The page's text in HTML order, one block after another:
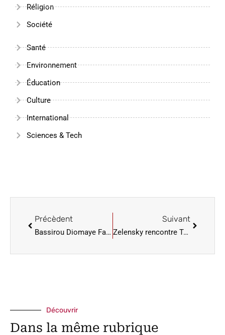
Réligion
Société
Santé
Environnement
Éducation
Culture
International
Sciences & Tech
Précèdent
Bassirou Diomaye Faye : ‘’La renégociation des contrats a donné des résultats plus que satisfaisants’’
Suivant
Zelensky rencontre Trump à Rome, Moscou revendique la reprise de toute la région de Koursk
Découvrir
Dans la même rubrique